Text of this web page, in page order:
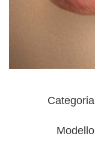
Categoria
Modello